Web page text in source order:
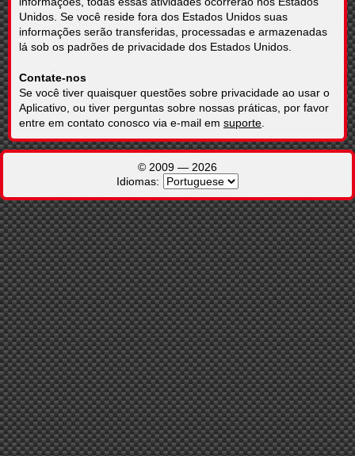
Unidos. Se você reside fora dos Estados Unidos suas
informações serão transferidas, processadas e armazenadas
lá sob os padrões de privacidade dos Estados Unidos.
Contate-nos
Se você tiver quaisquer questões sobre privacidade ao usar o
Aplicativo, ou tiver perguntas sobre nossas práticas, por favor
entre em contato conosco via e-mail em suporte
Idiomas: